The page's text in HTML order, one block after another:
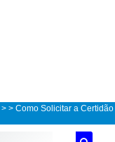
> > Como Solicitar a Certidão